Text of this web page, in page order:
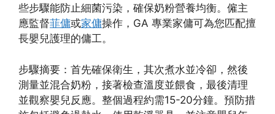
些步驟能防止細菌污染，確保奶粉營養均衡。僱主
應監督菲傭或家傭操作，GA 專業家傭可為您匹配擅
長嬰兒護理的傭工。
步驟摘要：首先確保衛生，其次煮水並冷卻，然後
測量並混合奶粉，接著檢查溫度並餵食，最後清理
並觀察嬰兒反應。整個過程約需15-20分鐘。預防措